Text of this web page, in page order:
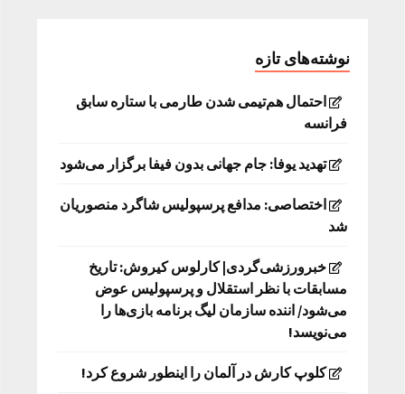
نوشته‌های تازه
احتمال هم‌تیمی شدن طارمی با ستاره سابق
فرانسه
تهدید یوفا: جام جهانی بدون فیفا برگزار می‌شود
اختصاصی: مدافع پرسپولیس شاگرد منصوریان
شد
خبرورزشی‌گردی| کارلوس کیروش: تاریخ
مسابقات با نظر استقلال و پرسپولیس عوض
می‌شود/ اننده سازمان لیگ برنامه بازی‌ها را
می‌نویسد!
کلوپ کارش در آلمان را اینطور شروع کرد!